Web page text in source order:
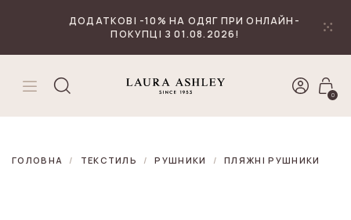
ДОДАТКОВІ -10% НА ОДЯГ ПРИ ОНЛАЙН-
ПОКУПЦІ З 01.08.2026!
0
ГОЛОВНА ТЕКСТИЛЬ РУШНИКИ ПЛЯЖНІ РУШНИКИ